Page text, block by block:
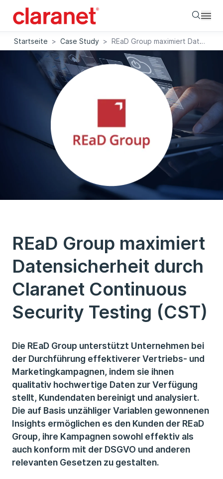
Startseite > Case Study > REaD Group maximiert Datensicherheit durch Claranet Continuous Security Testing (CST)
REaD Group maximiert
Datensicherheit durch
Claranet Continuous
Security Testing (CST)
Die REaD Group unterstützt Unternehmen bei
der Durchführung effektiverer Vertriebs- und
Marketingkampagnen, indem sie ihnen
qualitativ hochwertige Daten zur Verfügung
stellt, Kundendaten bereinigt und analysiert.
Die auf Basis unzähliger Variablen gewonnenen
Insights ermöglichen es den Kunden der REaD
Group, ihre Kampagnen sowohl effektiv als
auch konform mit der DSGVO und anderen
relevanten Gesetzen zu gestalten.